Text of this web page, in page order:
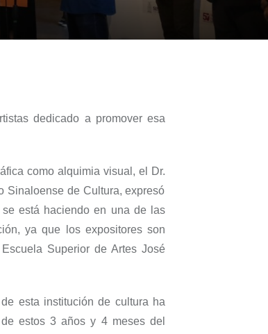
dedicado a promover esa
como alquimia visual , el
Dr.
Sinaloense de Cultura, expresó
está haciendo en una de las
, ya que los expositores son
Superior de Artes José
esta institución de cultura ha
estos 3 años y 4 meses del